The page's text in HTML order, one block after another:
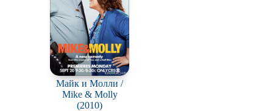
Майк и Молли /
Mike & Molly
(2010)